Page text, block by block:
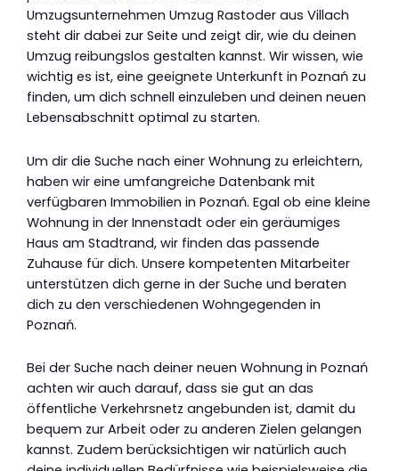
Umzugsunternehmen Umzug Rastoder aus Villach
steht dir dabei zur Seite und zeigt dir, wie du deinen
Umzug reibungslos gestalten kannst. Wir wissen, wie
wichtig es ist, eine geeignete Unterkunft in Poznań zu
finden, um dich schnell einzuleben und deinen neuen
Lebensabschnitt optimal zu starten.
Um dir die Suche nach einer Wohnung zu erleichtern,
haben wir eine umfangreiche Datenbank mit
verfügbaren Immobilien in Poznań. Egal ob eine kleine
Wohnung in der Innenstadt oder ein geräumiges
Haus am Stadtrand, wir finden das passende
Zuhause für dich. Unsere kompetenten Mitarbeiter
unterstützen dich gerne in der Suche und beraten
dich zu den verschiedenen Wohngegenden in
Poznań.
Bei der Suche nach deiner neuen Wohnung in Poznań
achten wir auch darauf, dass sie gut an das
öffentliche Verkehrsnetz angebunden ist, damit du
bequem zur Arbeit oder zu anderen Zielen gelangen
kannst. Zudem berücksichtigen wir natürlich auch